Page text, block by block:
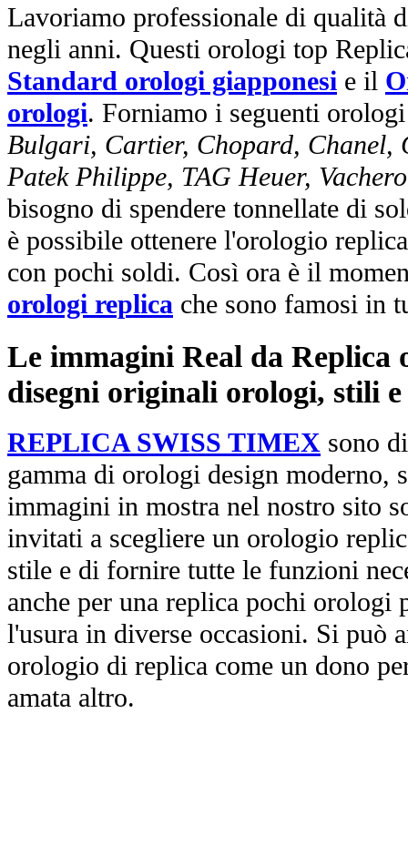
Lavoriamo professionale di qualità
negli anni. Questi orologi top
Standard orologi giapponesi e il
orologi. Forniamo i seguenti
Bulgari, Cartier, Chopard, Chanel,
Patek Philippe, TAG Heuer,
bisogno di spendere tonnellate di
è possibile ottenere l'orologio
con pochi soldi. Così ora è il
orologi replica che sono famosi in
Le immagini Real da Replica
disegni originali orologi, stili
REPLICA SWISS TIMEX sono
gamma di orologi design moderno,
immagini in mostra nel nostro sito
invitati a scegliere un orologio
stile e di fornire tutte le funzioni
anche per una replica pochi orologi
l'usura in diverse occasioni. Si può
orologio di replica come un dono
amata altro.